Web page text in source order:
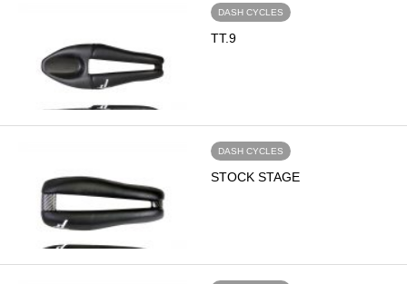
DASH CYCLES
TT.9
DASH CYCLES
STOCK STAGE